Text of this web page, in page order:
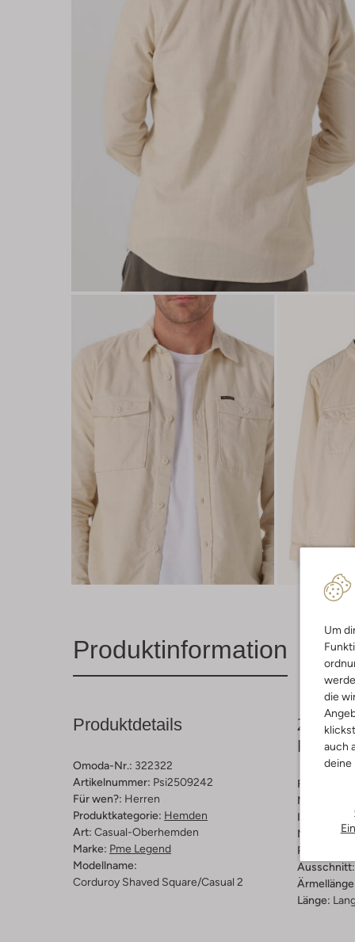
Um
die
auch
deine
Produktinformation
Produktdetails
Omoda-Nr.: 322322
Artikelnummer: Psi2509242
Für wen?: Herren
Produktkategorie: Hemden
Art: Casual-Oberhemden
Marke: Pme Legend
Modellname:
Corduroy Shaved Square/casual 2
Farbe :
Muster:
Material:
Passform:
Ausschnitt:
Länge: